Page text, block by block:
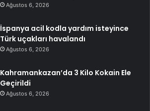
Ağustos 6, 2026
İspanya acil kodla yardım isteyince
Türk uçakları havalandı
Ağustos 6, 2026
Kahramankazan’da 3 Kilo Kokain Ele
Geçirildi
Ağustos 6, 2026